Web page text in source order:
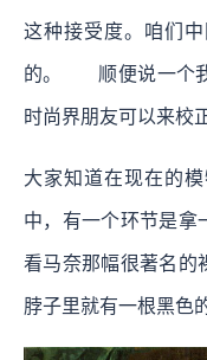
这种接受度。咱们
的。 顺便说一个我
时尚界朋友可以来校
大家知道在现在的
中，有一个环节是拿
看马奈那幅很著名的
脖子里就有一根黑色